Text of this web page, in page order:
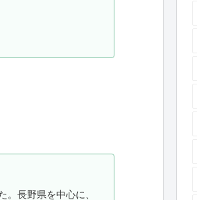
長野県を中心に、